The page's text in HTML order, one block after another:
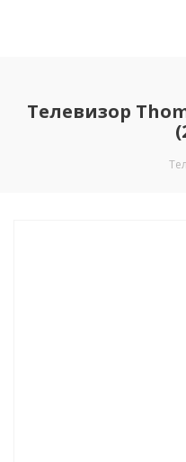
Телевизор